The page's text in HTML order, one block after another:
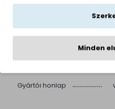
Izzók száma
Stílus
Hálózati feszültség
Gyártói honlap
Minden